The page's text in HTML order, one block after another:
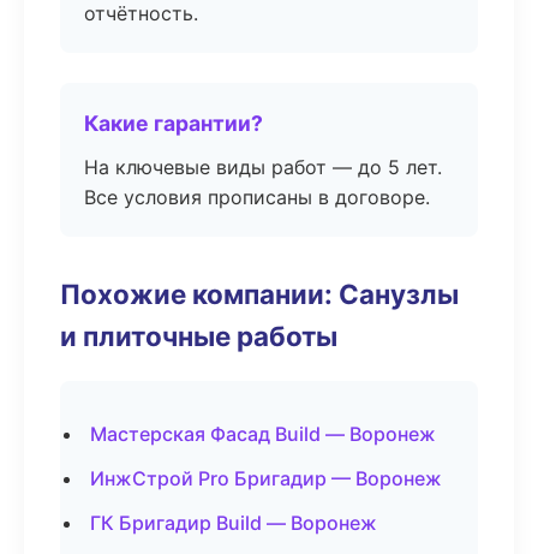
отчётность.
Какие гарантии?
На ключевые виды работ — до 5 лет.
Все условия прописаны в договоре.
Похожие компании: Санузлы
и плиточные работы
Мастерская Фасад Build — Воронеж
ИнжСтрой Pro Бригадир — Воронеж
ГК Бригадир Build — Воронеж